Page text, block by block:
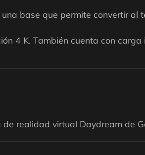
base que permite convertir al
4 K. También cuenta con
realidad virtual Daydream de